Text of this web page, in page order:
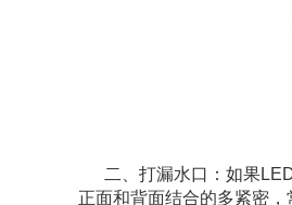
二、打漏水口：如果LED
正面和背面结合的多紧密